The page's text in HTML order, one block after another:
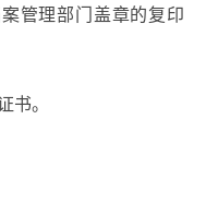
管理部门盖章的复印
。